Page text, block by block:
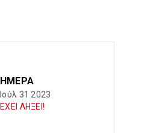
ΗΜΈΡΑ
Ιούλ 31 2023
ΕΧΕΙ ΛΗΞΕΙ!